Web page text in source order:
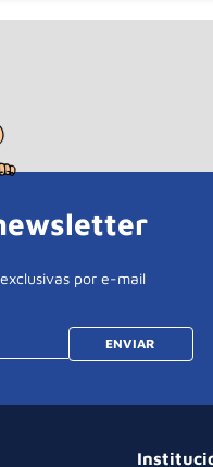
exclusivas por e-mail
ENVIAR